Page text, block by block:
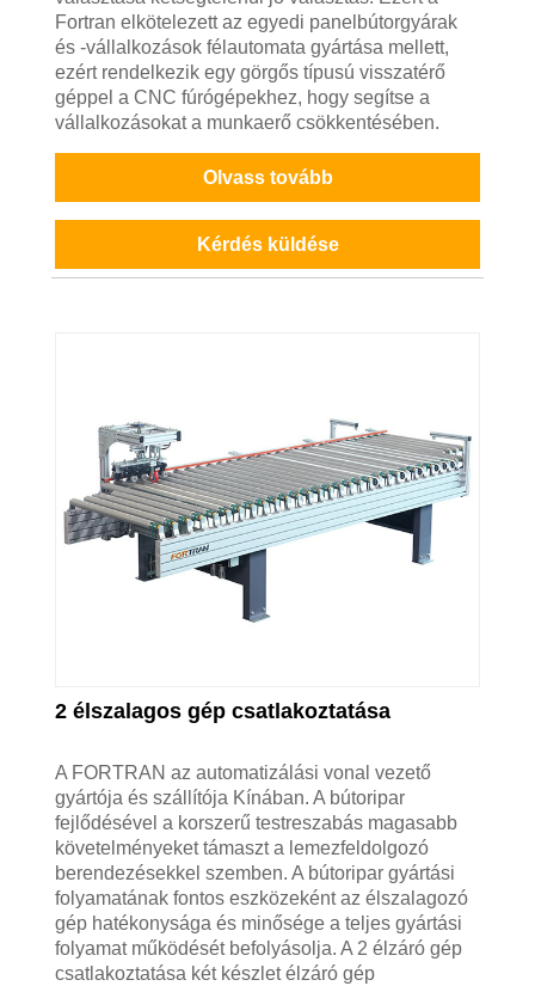
Fortran elkötelezett az egyedi panelbútorgyárak
és -vállalkozások félautomata gyártása mellett,
ezért rendelkezik egy görgős típusú visszatérő
géppel a CNC fúrógépekhez, hogy segítse a
vállalkozásokat a munkaerő csökkentésében.
Olvass tovább
Kérdés küldése
2 élszalagos gép csatlakoztatása
A FORTRAN az automatizálási vonal vezető
gyártója és szállítója Kínában. A bútoripar
fejlődésével a korszerű testreszabás magasabb
követelményeket támaszt a lemezfeldolgozó
berendezésekkel szemben. A bútoripar gyártási
folyamatának fontos eszközeként az élszalagozó
gép hatékonysága és minősége a teljes gyártási
folyamat működését befolyásolja. A 2 élzáró gép
csatlakoztatása két készlet élzáró gép